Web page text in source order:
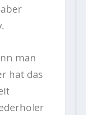
man
hat das